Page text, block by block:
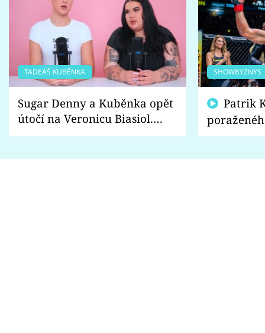
TADEÁŠ KUBĚNKA
Sugar Denny a Kuběnka opět
útočí na Veronicu Biasiol.
Proč je podle nich falešná a
SHOWBYZNYS
fanoušci